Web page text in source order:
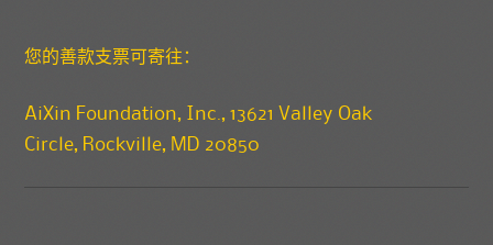
您的善款支票可寄往：
AiXin Foundation, Inc., 13621 Valley Oak
Circle, Rockville, MD 20850